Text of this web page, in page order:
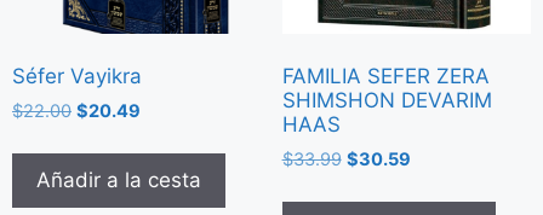
Séfer Vayikra
$22.00 $20.49
Añadir a la cesta
FAMILIA SEFER ZERA
SHIMSHON DEVARIM
HAAS
$33.99 $30.59